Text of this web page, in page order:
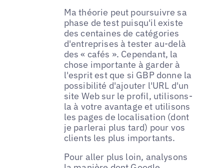
Ma théorie peut poursuivre sa
phase de test puisqu'il existe
des centaines de catégories
d'entreprises à tester au-delà
des « cafés ». Cependant, la
chose importante à garder à
l'esprit est que si GBP donne la
possibilité d'ajouter l'URL d'un
site Web sur le profil, utilisons-
la à votre avantage et utilisons
les pages de localisation (dont
je parlerai plus tard) pour vos
clients les plus importants.
Pour aller plus loin, analysons